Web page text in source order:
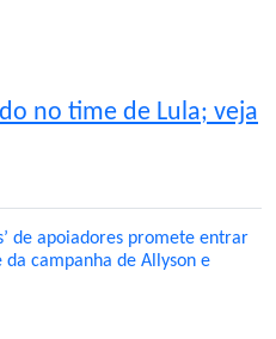
no time de Lula; veja
de apoiadores promete entrar
campanha de Allyson e